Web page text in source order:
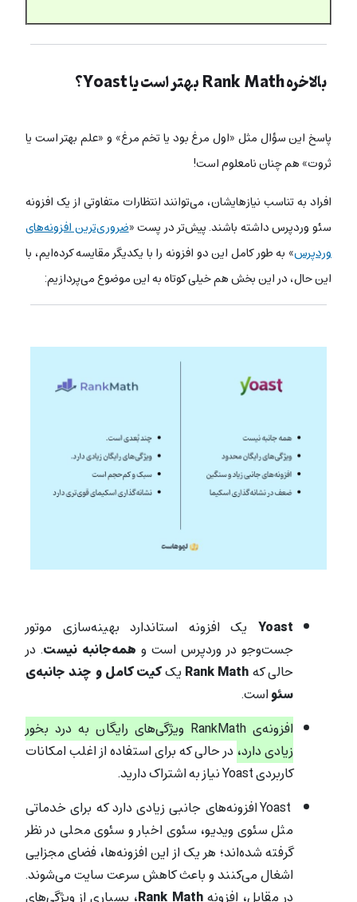
بالاخره Rank Math بهتر است یا Yoast؟
پاسخ این سؤال مثل «اول مرغ بود یا تخم مرغ» و «علم بهتر است یا
ثروت» هم چنان نامعلوم است!
افراد به تناسب نیازهایشان، می‌توانند انتظارات متفاوتی از یک افزونه
سئو وردپرس داشته باشند. پیش‌تر در پست «ضروری‌ترین افزونه‌های
وردپرس» به طور کامل این دو افزونه را با یکدیگر مقایسه کرده‌ایم، با
این حال، در این بخش هم خیلی کوتاه به این موضوع می‌پردازیم:
Yoast یک افزونه استاندارد بهینه‌سازی موتور
جست‌وجو در وردپرس است و همه‌جانبه نیست. در
حالی کهRank Math یککیت کامل و چند جانبه‌ی
سئواست.
افزونه‌ی RankMath ویژگی‌های رایگان به درد بخور
زیادی دارد، در حالی که برای استفاده از اغلب امکانات
کاربردی Yoast نیاز به اشتراک دارید.
Yoast افزونه‌های جانبی زیادی دارد که برای خدماتی
مثل سئوی ویدیو، سئوی اخبار و سئوی محلی در نظر
گرفته شده‌اند؛ هر یک از این افزونه‌ها، فضای مجزایی
اشغال می‌کنند و باعث کاهش سرعت سایت می‌شوند.
در مقابل، افزونهRank Math، بسیاری از ویژگی‌های